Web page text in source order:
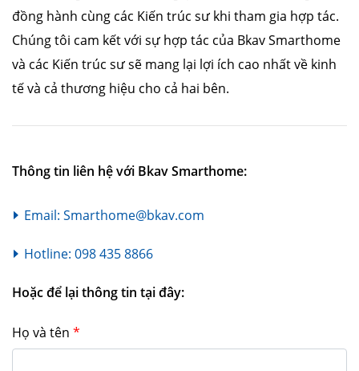
đồng hành cùng các Kiến trúc sư khi tham gia hợp tác.
Chúng tôi cam kết với sự hợp tác của Bkav Smarthome
và các Kiến trúc sư sẽ mang lại lợi ích cao nhất về kinh
tế và cả thương hiệu cho cả hai bên.
Thông tin liên hệ với Bkav Smarthome:
Email: Smarthome@bkav.com
Hotline: 098 435 8866
Hoặc để lại thông tin tại đây:
Họ và tên *